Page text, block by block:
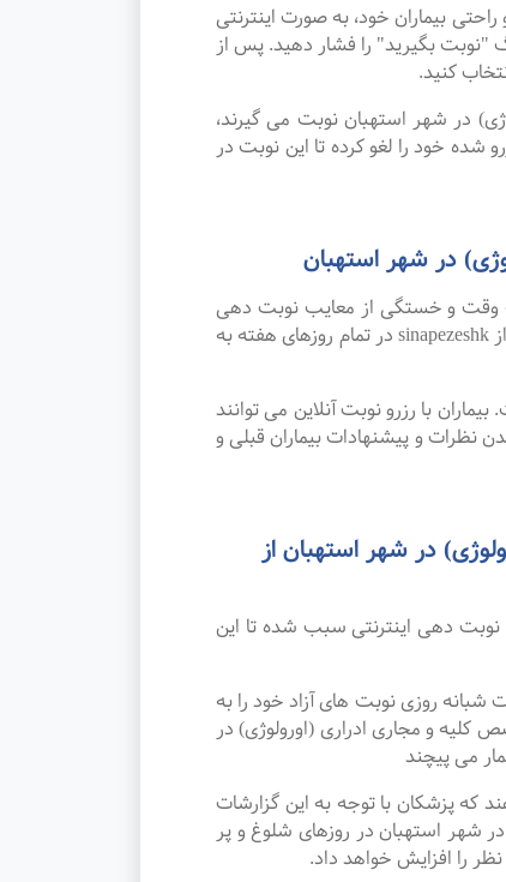
بیماران خود، به صورت اینترنتی
"نوبت بگیرید" را فشار دهید. پس از
کنید.
در شهر استهبان نوبت می گیرند،
شده خود را لغو کرده تا این نوبت در
در شهر استهبان
وقت و خستگی از معایب نوبت دهی
سنتی بوده که پیشرفت علم و تکنولوژی و نوبت دهی اینترنتی این مشکل را برطرف کرده است. امکان رزرو نوبت آنلاین از sinapezeshk در تمام روزهای هفته به
با رزرو نوبت آنلاین می توانند
نظرات و پیشنهادات بیماران قبلی و
در شهر استهبان از
دهی اینترنتی سبب شده تا این
روزی نوبت های آزاد خود را به
و مجاری ادراری (اورولوژی) در
می پیچند
که پزشکان با توجه به این گزارشات
شهر استهبان در روزهای شلوغ و پر
را افزایش خواهد داد.